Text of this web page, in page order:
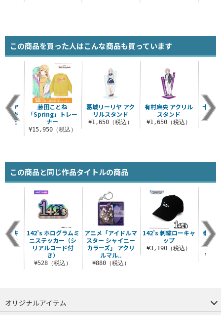
この商品を買った人はこんな商品も買っています
葛城リーリヤ アク
リルスタンド
¥1,650（税込）
有村麻央 アクリル
スタンド
¥1,650（税込）
十王
ヤ ア
ド キ
フェ
藤田ことね
「Spring」トレー
ナー
¥15,950（税込）
この商品と同じ作品タイトルの商品
アニメ「アイドルマ
スター シャイニー
カラーズ」 アクリ
ルマル..
¥880（税込）
142’s 刺繍ローキャ
ップ
¥3,190（税込）
秦谷
ス（
ーキ
込）
142’s ホログラムミ
ニステッカー（シ
リアルコード付
き）
¥528（税込）
オリジナルアイテム